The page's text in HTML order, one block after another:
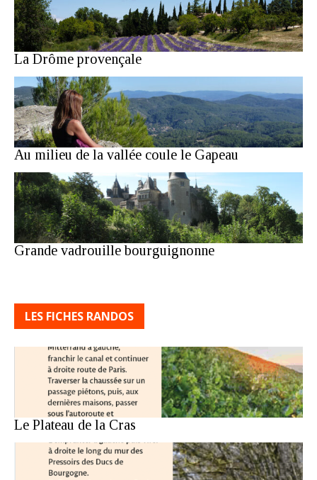
La Drôme provençale
Au milieu de la vallée coule le Gapeau
Grande vadrouille bourguignonne
LES FICHES RANDOS
Le Plateau de la Cras